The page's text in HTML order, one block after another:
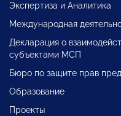
Экспертиза и Аналитика
Международная
Декларация о
субъектами МСП
Бюро по защите прав
Образование
Проекты